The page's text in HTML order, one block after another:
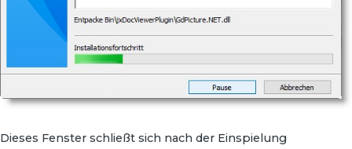
Dieses Fenster schließt sich nach der Einspielung